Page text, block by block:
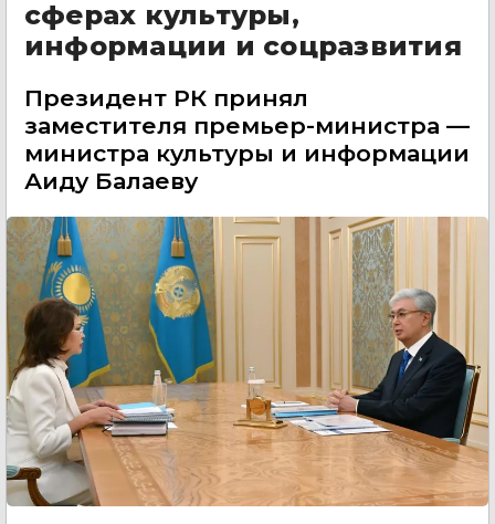
сферах культуры,
информации и соцразвития
Президент РК принял
заместителя премьер-министра —
министра культуры и информации
Аиду Балаеву